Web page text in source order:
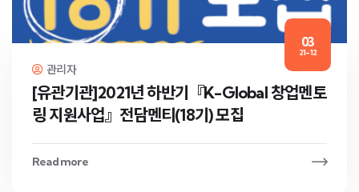
03
21-12
관리자
[유관기관]2021년 하반기『K-Global 창업멘토
링 지원사업』전담멘티(18기) 모집
Read more